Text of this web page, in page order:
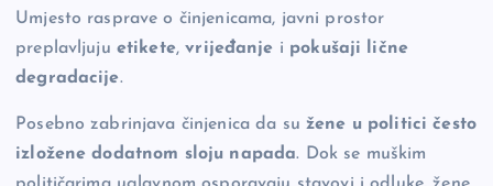
Umjesto rasprave o činjenicama, javni prostor
preplavljuju etikete,vrijeđanje i pokušaji lične
degradacije.
Posebno zabrinjava činjenica da sužene u politici često
izložene dodatnom sloju napada. Dok se muškim